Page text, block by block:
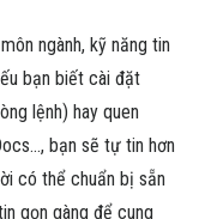
ngành, kỹ năng tin
bạn biết cài đặt
lệnh) hay quen
bạn sẽ tự tin hơn
có thể chuẩn bị sẵn
gọn gàng để cung